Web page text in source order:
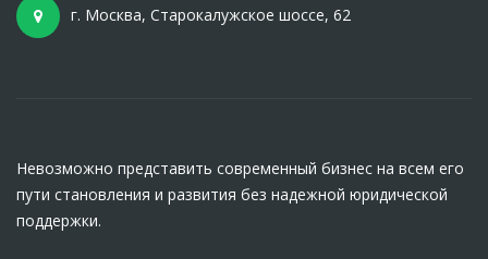
г. Москва, Старокалужское шоссе, 62
Невозможно представить современный бизнес на всем его
пути становления и развития без надежной юридической
поддержки.